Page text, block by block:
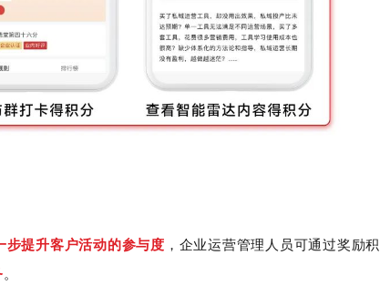
步提升客户活动的参与度 ，企业运营管理人员可通过奖励积
。
沉淀私域
案例